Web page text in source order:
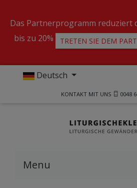
Das Partnerprogramm reduziert
bis zu 20%
TRETEN SIE DEM
Deutsch
KONTAKT MIT UNS 0048
Menu